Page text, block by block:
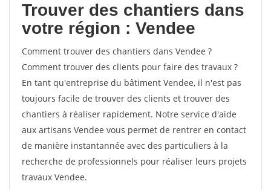
Trouver des chantiers dans
votre région : Vendee
Comment trouver des chantiers dans Vendee ?
Comment trouver des clients pour faire des travaux ?
En tant qu'entreprise du bâtiment Vendee, il n'est pas
toujours facile de trouver des clients et trouver des
chantiers à réaliser rapidement. Notre service d'aide
aux artisans Vendee vous permet de rentrer en contact
de manière instantannée avec des particuliers à la
recherche de professionnels pour réaliser leurs projets
travaux Vendee.